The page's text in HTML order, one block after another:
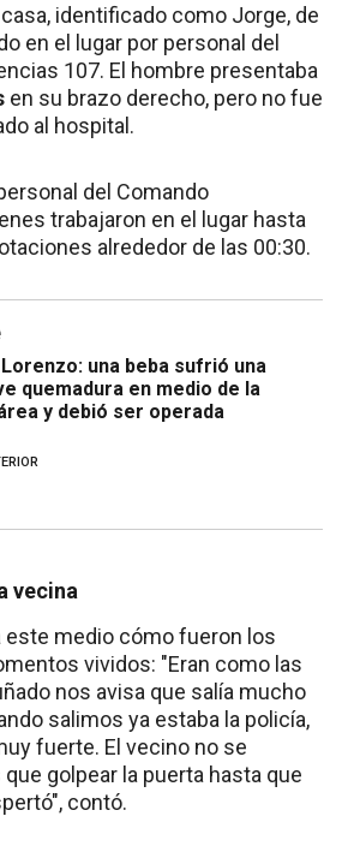
identificado como Jorge, de
en el lugar por personal del
107. El hombre presentaba
en su brazo derecho, pero no fue
al hospital.
del Comando
trabajaron en el lugar hasta
alrededor de las 00:30.
una beba sufrió una
quemadura en medio de la
y debió ser operada
vecina
este medio cómo fueron los
vividos: "Eran como las
nos avisa que salía mucho
salimos ya estaba la policía,
fuerte. El vecino no se
golpear la puerta hasta que
contó.